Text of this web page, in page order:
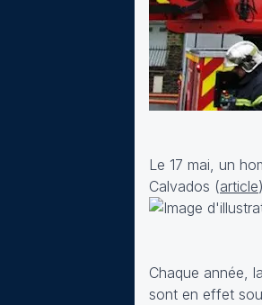
Le 17 mai, un
Calvados (article
Chaque année,
sont en effet